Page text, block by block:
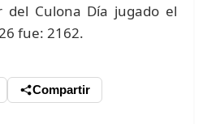
del Culona Día jugado el
fue: 2162.
Compartir